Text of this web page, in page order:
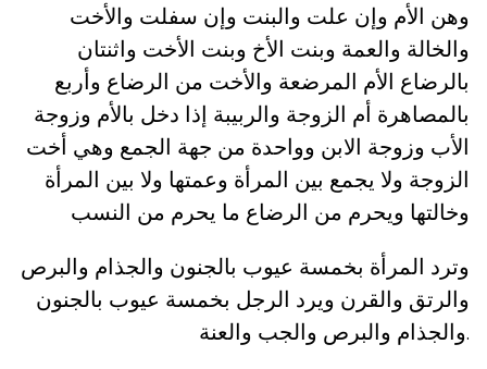
وهن الأم وإن علت والبنت وإن سفلت والأخت
والخالة والعمة وبنت الأخ وبنت الأخت واثنتان
بالرضاع الأم المرضعة والأخت من الرضاع وأربع
بالمصاهرة أم الزوجة والربيبة إذا دخل بالأم وزوجة
الأب وزوجة الابن وواحدة من جهة الجمع وهي أخت
الزوجة ولا يجمع بين المرأة وعمتها ولا بين المرأة
وخالتها ويحرم من الرضاع ما يحرم من النسب
وترد المرأة بخمسة عيوب بالجنون والجذام والبرص
والرتق والقرن ويرد الرجل بخمسة عيوب بالجنون
والجذام والبرص والجب والعنة.